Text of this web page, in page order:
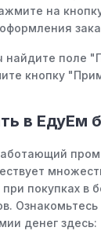
на
найдите поле
кнопку
в ЕдуЕм
покупках в
денег здесь: